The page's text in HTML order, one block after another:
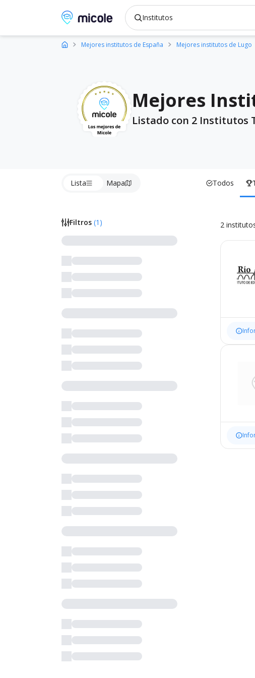
Micole, buscador de colegios
Mejores institutos de España Mejores institutos de Lugo
Mejores
Listado con 2 Institutos
Lista Mapa Todos
Filtros (1 ) 2